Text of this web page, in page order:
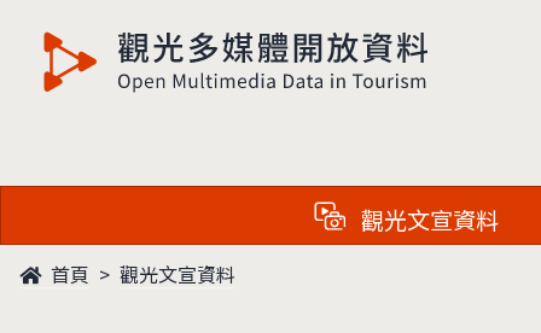
觀光多媒體開放資料
觀光文宣資料
首頁 觀光文宣資料